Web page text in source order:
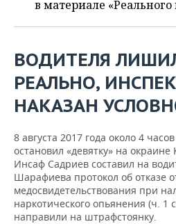
ВОЛЕЙБОЛ
ФИГУРНОЕ КАТАНИЕ
ВОДНЫЕ ВИДЫ СПОРТА
ХОККЕЙ С МЯЧОМ
ИСТОРИЯ
МЕДИЦИНА
ОБРАЗОВАНИЕ
ПРОИСШЕСТВИЯ
СПИСОК ПЕРСОН
ПОЛНАЯ ВЕРСИЯ
в материале
ВОДИТЕЛЯ
РЕАЛЬНО,
НАКАЗАН
8 августа 2017 года около 4
остановил «девятку» на
Инсаф Садриев составил на
Шарафиева протокол об отказе
медосвидетельствования при
наркотического опьянения (ч. 1
направили на штрафстоянку.